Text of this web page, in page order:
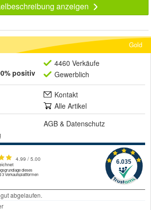
anzeigen
Gold
positiv
4460 Verkäufe
Gewerblich
Kontakt
Alle Artikel
AGB & Datenschutz